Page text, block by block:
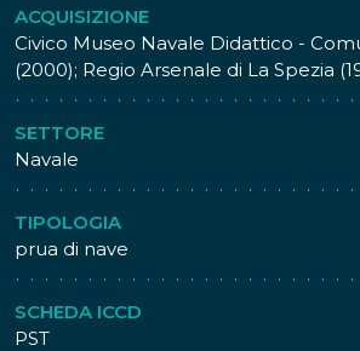
Nella primavera del 1901 fu donata
Abruzzi alla Marina Militare italiana e
Lega Navale Italiana. Dopo la prima
ACQUISIZIONE
Civico Museo Navale Didattico -
(2000); Regio Arsenale di La Spezia
SETTORE
Navale
TIPOLOGIA
prua di nave
SCHEDA ICCD
PST